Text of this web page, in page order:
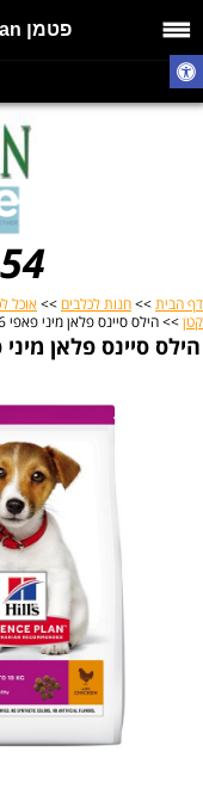
פטמן PetMan - חנות חיות בפת...
דף הבית >> חנות לכלבים >>אוכל
קטן >> הילס סיינס פלאן מיני פאפי 6 ק"ג
הילס סיינס פלאן מיני